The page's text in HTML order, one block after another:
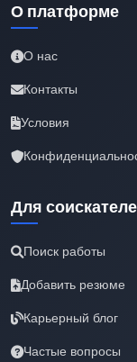
О платформе
О нас
Контакты
Условия
Для
Поиск работы
Добавить резюме
Карьерный блог
Частые вопросы